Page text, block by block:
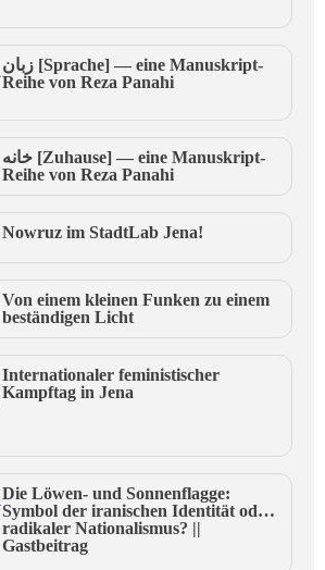
زبان [Sprache] — eine Manuskript-
Reihe von Reza Panahi
خانه [Zuhause] — eine Manuskript-
Reihe von Reza Panahi
Nowruz im StadtLab Jena!
Von einem kleinen Funken zu einem
beständigen Licht
Internationaler feministischer
Kampftag in Jena
Die Löwen- und Sonnenflagge:
Symbol der iranischen Identität oder
radikaler Nationalismus? ||
Gastbeitrag